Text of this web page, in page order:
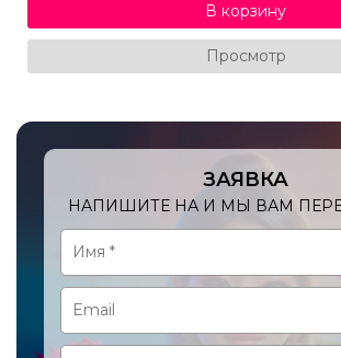
В корзину
Просмотр
ЗАЯВКА
НАПИШИТЕ НА И МЫ ВАМ